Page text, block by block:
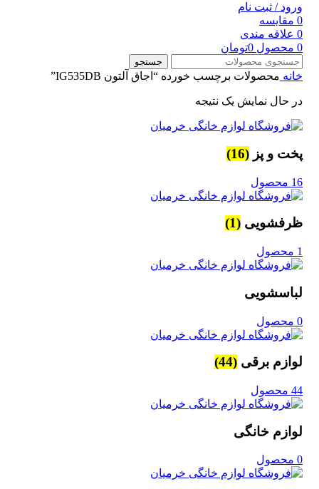
ورود / ثبت نام
0 مقایسه
0 علاقه مندی
0 محصول 0تومان
جستجو
خانه محصولات برچسب خورده “اجاق آلتون IG535DB”
در حال نمایش یک نتیجه
پخت و پز (16)
16 محصول
ظرفشویی (1)
1 محصول
لباسشویی
0 محصول
لوازم برقی (44)
44 محصول
لوازم خانگی
0 محصول